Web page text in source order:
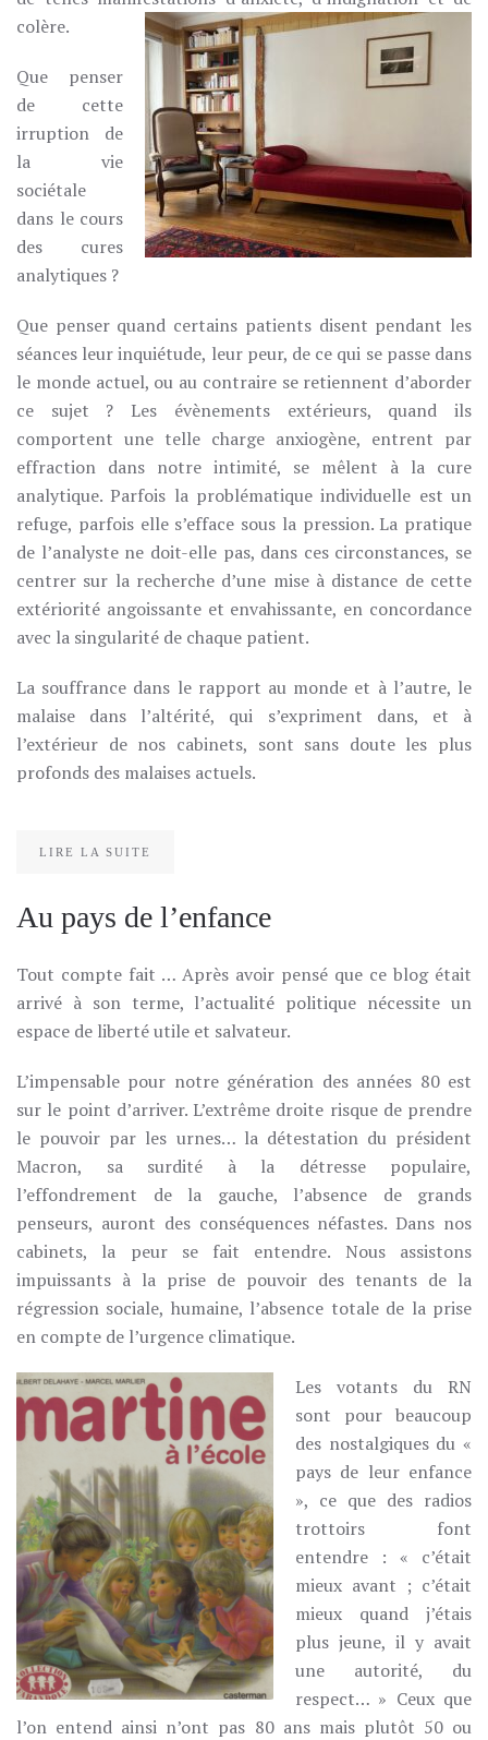
colère.
Que penser
de cette
irruption de
la vie
sociétale
dans le cours
des cures
analytiques ?
Que penser quand certains patients disent pendant les
séances leur inquiétude, leur peur, de ce qui se passe dans
le monde actuel, ou au contraire se retiennent d’aborder
ce sujet ? Les évènements extérieurs, quand ils
comportent une telle charge anxiogène, entrent par
effraction dans notre intimité, se mêlent à la cure
analytique. Parfois la problématique individuelle est un
refuge, parfois elle s’efface sous la pression. La pratique
de l’analyste ne doit-elle pas, dans ces circonstances, se
centrer sur la recherche d’une mise à distance de cette
extériorité angoissante et envahissante, en concordance
avec la singularité de chaque patient.
La souffrance dans le rapport au monde et à l’autre, le
malaise dans l’altérité, qui s’expriment dans, et à
l’extérieur de nos cabinets, sont sans doute les plus
profonds des malaises actuels.
LIRE LA SUITE
Au pays de l’enfance
Tout compte fait … Après avoir pensé que ce blog était
arrivé à son terme, l’actualité politique nécessite un
espace de liberté utile et salvateur.
L’impensable pour notre génération des années 80 est
sur le point d’arriver. L’extrême droite risque de prendre
le pouvoir par les urnes… la détestation du président
Macron, sa surdité à la détresse populaire,
l’effondrement de la gauche, l’absence de grands
penseurs, auront des conséquences néfastes. Dans nos
cabinets, la peur se fait entendre. Nous assistons
impuissants à la prise de pouvoir des tenants de la
régression sociale, humaine, l’absence totale de la prise
en compte de l’urgence climatique.
Les votants du RN
sont pour beaucoup
des nostalgiques du «
pays de leur enfance
», ce que des radios
trottoirs font
entendre : « c’était
mieux avant ; c’était
mieux quand j’étais
plus jeune, il y avait
une autorité, du
respect… » Ceux que
l’on entend ainsi n’ont pas 80 ans mais plutôt 50 ou